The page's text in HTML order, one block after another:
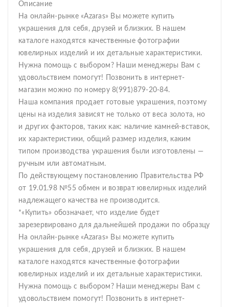
Описание
На онлайн-рынке «Azaras» Вы можете купить
украшения для себя, друзей и близких. В нашем
каталоге находятся качественные фотографии
ювелирных изделий и их детальные характеристики.
Нужна помощь с выбором? Наши менеджеры Вам с
удовольствием помогут! Позвонить в интернет-
магазин можно по номеру 8(991)879-20-84.
Наша компания продает готовые украшения, поэтому
цены на изделия зависят не только от веса золота, но
и других факторов, таких как: наличие камней-вставок,
их характеристики, общий размер изделия, каким
типом производства украшения были изготовлены —
ручным или автоматным.
По действующему постановлению Правительства РФ
от 19.01.98 №55 обмен и возврат ювелирных изделий
надлежащего качества не производится.
*«Купить» обозначает, что изделие будет
зарезервировано для дальнейшей продажи по образцу
На онлайн-рынке «Azaras» Вы можете купить
украшения для себя, друзей и близких. В нашем
каталоге находятся качественные фотографии
ювелирных изделий и их детальные характеристики.
Нужна помощь с выбором? Наши менеджеры Вам с
удовольствием помогут! Позвонить в интернет-